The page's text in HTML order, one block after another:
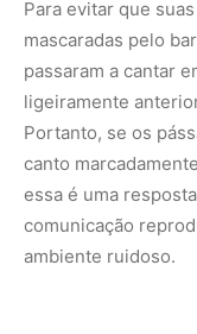
Compreender o que
observação dos
ambiental em que o
interpretação
vocal segue regras